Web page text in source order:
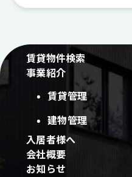
賃貸物件検索
事業紹介
賃貸管理
建物管理
入居者様へ
会社概要
お知らせ